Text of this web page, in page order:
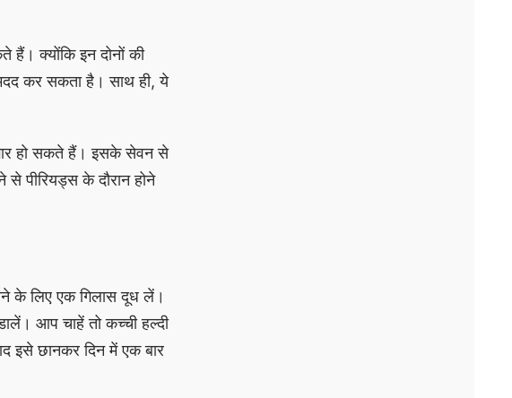
क्योंकि इन दोनों की
मदद कर सकता है। साथ ही, ये
हो सकते हैं। इसके सेवन से
पीरियड्स के दौरान होने
के लिए एक गिलास दूध लें।
आप चाहें तो कच्ची हल्दी
इसे छानकर दिन में एक बार